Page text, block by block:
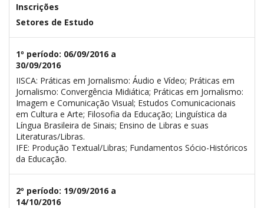
Inscrições
Setores de Estudo
1º período: 06/09/2016 a
30/09/2016
IISCA: Práticas em Jornalismo: Áudio e Vídeo; Práticas em
Jornalismo: Convergência Midiática; Práticas em Jornalismo:
Imagem e Comunicação Visual; Estudos Comunicacionais
em Cultura e Arte; Filosofia da Educação; Linguística da
Língua Brasileira de Sinais; Ensino de Libras e suas
Literaturas/Libras.
IFE: Produção Textual/Libras; Fundamentos Sócio-Históricos
da Educação.
2º período: 19/09/2016 a
14/10/2016